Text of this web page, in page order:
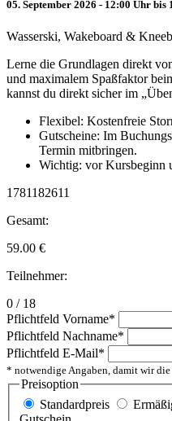
05. September 2026 - 12:00 Uhr bis
Wasserski, Wakeboard &
Lerne die Grundlagen direkt
und maximalem Spaßfaktor
kannst du direkt sicher im
Flexibel: Kostenfreie
Gutscheine: Im
Termin mitbringen.
Wichtig: vor Kursbeginn
1781182611
Gesamt:
59.00 €
Teilnehmer:
0 / 18
Pflichtfeld Vorname*
Pflichtfeld Nachname*
Pflichtfeld E-Mail*
* notwendige Angaben, damit wir
Preisoption
Standardpreis